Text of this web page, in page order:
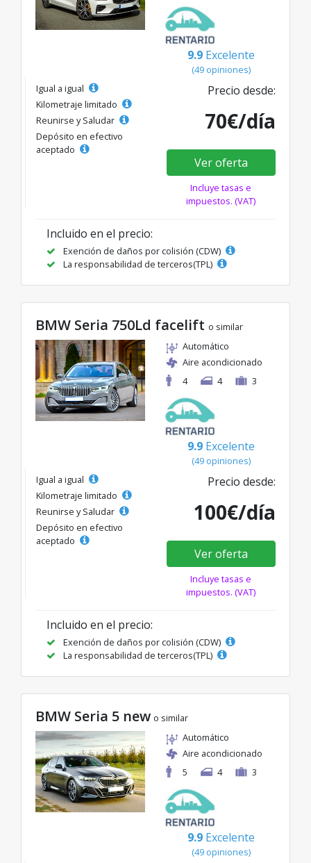
9.9 Excelente
(49 opiniones)
Igual a igual
Kilometraje limitado
Reunirse y Saludar
Depósito en efectivo
aceptado
Precio desde:
70€/día
Ver oferta
Incluye tasas e
impuestos. (VAT)
Incluido en el precio:
Exención de daños por colisión (CDW)
La responsabilidad de terceros(TPL)
BMW Seria 750Ld facelift o similar
Automático
Aire acondicionado
4
4 3
9.9 Excelente
(49 opiniones)
Igual a igual
Kilometraje limitado
Reunirse y Saludar
Depósito en efectivo
aceptado
Precio desde:
100€/día
Ver oferta
Incluye tasas e
impuestos. (VAT)
Incluido en el precio:
Exención de daños por colisión (CDW)
La responsabilidad de terceros(TPL)
BMW Seria 5 new o similar
Automático
Aire acondicionado
5
4 3
9.9 Excelente
(49 opiniones)